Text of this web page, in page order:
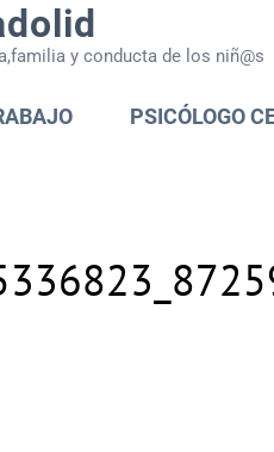
y conducta de los niñ@s
PSICÓLOGO